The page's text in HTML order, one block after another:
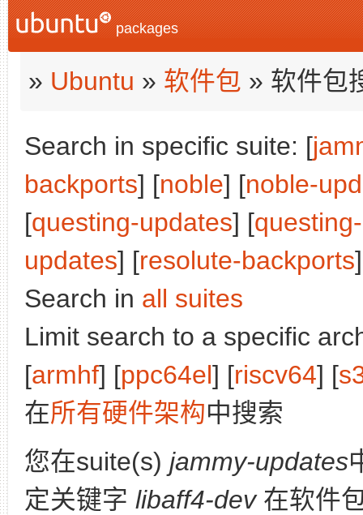
packages
» Ubuntu » 软件包 » 软件包
Search in specific suite: [
backports] [noble] [noble-
[questing-updates] [
updates] [resolute-backports
Search in all suites
Limit search to a specific
[armhf] [ppc64el] [riscv64] [
在所有硬件架构中搜索
您在suite(s) jammy-updates
定关键字 libaff4-dev在软件